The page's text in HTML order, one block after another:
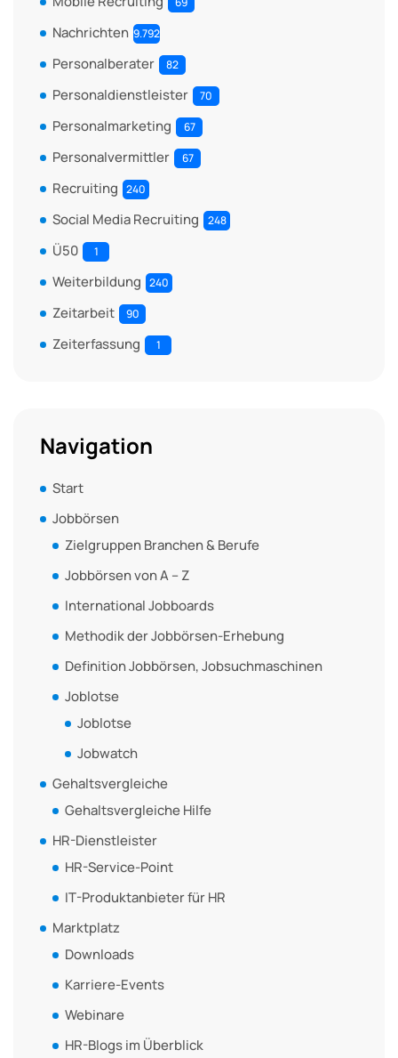
Nachrichten 9.792
Personalberater 82
Personaldienstleister 70
Personalmarketing 67
Personalvermittler 67
Recruiting 240
Social Media Recruiting 248
Ü50 1
Weiterbildung 240
Zeitarbeit 90
Zeiterfassung 1
Navigation
Start
Jobbörsen
Zielgruppen Branchen & Berufe
Jobbörsen von A – Z
International Jobboards
Methodik der Jobbörsen-Erhebung
Definition Jobbörsen, Jobsuchmaschinen
Joblotse
Joblotse
Jobwatch
Gehaltsvergleiche
Gehaltsvergleiche Hilfe
HR-Dienstleister
HR-Service-Point
IT-Produktanbieter für HR
Marktplatz
Downloads
Karriere-Events
Webinare
HR-Blogs im Überblick